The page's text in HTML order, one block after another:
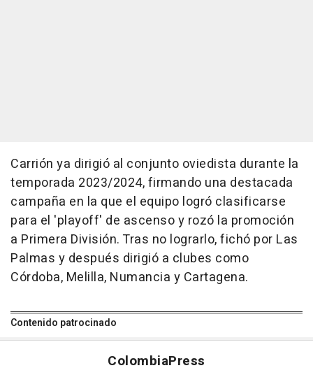
Carrión ya dirigió al conjunto oviedista durante la
temporada 2023/2024, firmando una destacada
campaña en la que el equipo logró clasificarse
para el 'playoff' de ascenso y rozó la promoción
a Primera División. Tras no lograrlo, fichó por Las
Palmas y después dirigió a clubes como
Córdoba, Melilla, Numancia y Cartagena.
Contenido patrocinado
ColombiaPress